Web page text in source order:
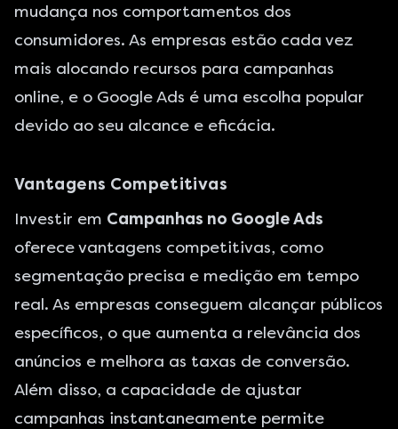
mudança nos comportamentos dos
consumidores. As empresas estão cada vez
mais alocando recursos para campanhas
online, e o Google Ads é uma escolha popular
devido ao seu alcance e eficácia.
Vantagens Competitivas
Investir em Campanhas no Google Ads
oferece vantagens competitivas, como
segmentação precisa e medição em tempo
real. As empresas conseguem alcançar públicos
específicos, o que aumenta a relevância dos
anúncios e melhora as taxas de conversão.
Além disso, a capacidade de ajustar
campanhas instantaneamente permite